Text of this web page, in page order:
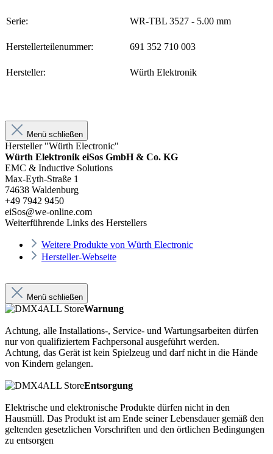
Serie: WR-TBL 3527 - 5.00 mm
Herstellerteilenummer: 691 352 710 003
Hersteller: Würth Elektronik
Menü schließen
Hersteller "Würth Electronic"
Würth Elektronik eiSos GmbH & Co. KG
EMC & Inductive Solutions
Max-Eyth-Straße 1
74638 Waldenburg
+49 7942 9450
eiSos@we-online.com
Weiterführende Links des Herstellers
Weitere Produkte von Würth Electronic
Hersteller-Webseite
Menü schließen
Warnung
Achtung, alle Installations-, Service- und Wartungsarbeiten dürfen
nur von qualifiziertem Fachpersonal ausgeführt werden.
Achtung, das Gerät ist kein Spielzeug und darf nicht in die Hände
von Kindern gelangen.
Entsorgung
Elektrische und elektronische Produkte dürfen nicht in den
Hausmüll. Das Produkt ist am Ende seiner Lebensdauer gemäß den
geltenden gesetzlichen Vorschriften und den örtlichen Bedingungen
zu entsorgen